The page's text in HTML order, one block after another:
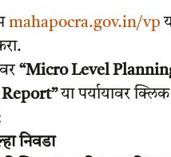
mahapocra.gov.in/vp
“Micro Level
या पर्यायावर
निवडा